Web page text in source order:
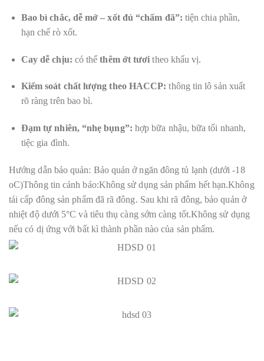
Bao bì chắc, dễ mở – xốt đủ “chấm đã”: tiện chia phần,
hạn chế rò xốt.
Cay dễ chịu: có thểthêm ớt tươi theo khẩu vị.
Kiểm soát chất lượng theo HACCP: thông tin lô sản xuất
rõ ràng trên bao bì.
Đạm tự nhiên, “nhẹ bụng”: hợp bữa nhậu, bữa tối nhanh,
tiệc gia đình.
Hướng dẫn bảo quản: Bảo quản ở ngăn đông tủ lạnh (dưới -18
oC)Thông tin cảnh báo:Không sử dụng sản phẩm hết hạn.Không
tái cấp đông sản phẩm đã rã đông. Sau khi rã đông, bảo quản ở
nhiệt độ dưới 5°C và tiêu thụ càng sớm càng tốt.Không sử dụng
nếu có dị ứng với bất kì thành phần nào của sản phẩm.